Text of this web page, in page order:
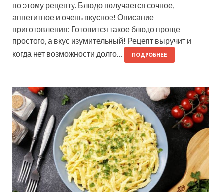
по этому рецепту. Блюдо получается сочное,
аппетитное и очень вкусное! Описание
приготовления: Готовится такое блюдо проще
простого, а вкус изумительный! Рецепт выручит и
когда нет возможности долго…
ПОДРОБНЕЕ